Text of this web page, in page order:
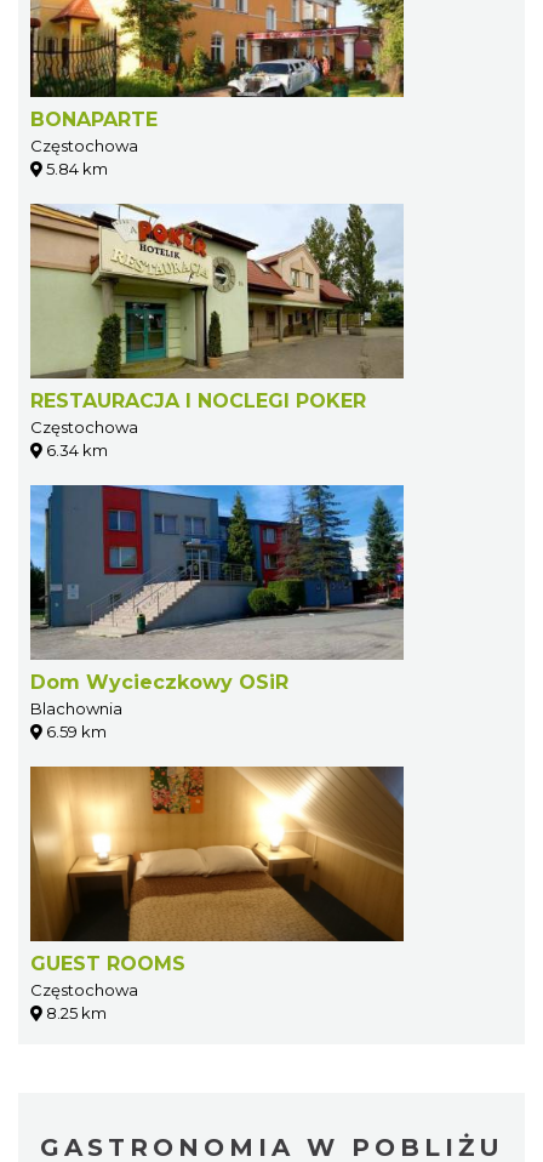
BONAPARTE
Częstochowa
5.84 km
RESTAURACJA I NOCLEGI POKER
Częstochowa
6.34 km
Dom Wycieczkowy OSiR
Blachownia
6.59 km
GUEST ROOMS
Częstochowa
8.25 km
GASTRONOMIA W POBLIŻU